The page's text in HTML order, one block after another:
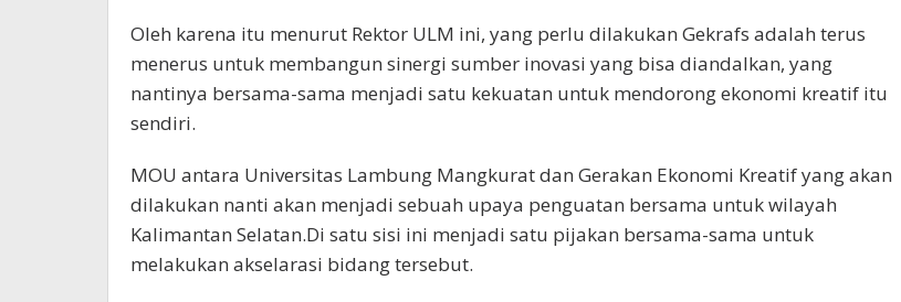
Oleh karena itu menurut Rektor ULM ini, yang perlu dilakukan Gekrafs adalah terus
menerus untuk membangun sinergi sumber inovasi yang bisa diandalkan, yang
nantinya bersama-sama menjadi satu kekuatan untuk mendorong ekonomi kreatif itu
sendiri.
MOU antara Universitas Lambung Mangkurat dan Gerakan Ekonomi Kreatif yang akan
dilakukan nanti akan menjadi sebuah upaya penguatan bersama untuk wilayah
Kalimantan Selatan.Di satu sisi ini menjadi satu pijakan bersama-sama untuk
melakukan akselarasi bidang tersebut.